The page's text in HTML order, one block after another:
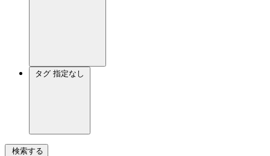
タグ 指定なし
検索する